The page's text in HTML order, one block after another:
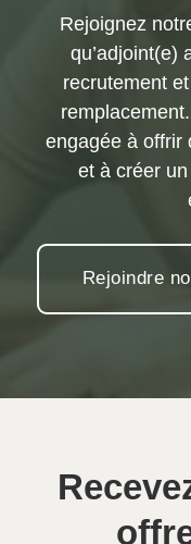
Rejoignez
qu’adjoint(e)
recrutement
engagée à offrir
et à créer
Rejoindre